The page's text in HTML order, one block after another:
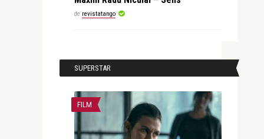
de revistatango
SUPERSTAR
FILM